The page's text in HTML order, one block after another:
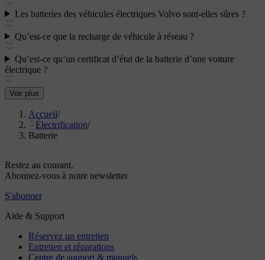
Les batteries des véhicules électriques Volvo sont-elles sûres ?
Qu’est-ce que la recharge de véhicule à réseau ?
Qu’est-ce qu’un certificat d’état de la batterie d’une voiture
électrique ?
Voir plus
Accueil/
Électrification/
Batterie